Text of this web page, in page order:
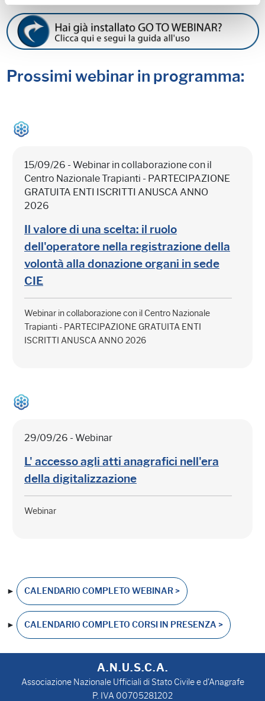
Prossimi webinar in programma:
15/09/26 - Webinar in collaborazione con il
Centro Nazionale Trapianti - PARTECIPAZIONE
GRATUITA ENTI ISCRITTI ANUSCA ANNO
2026
Il valore di una scelta: il ruolo
dell'operatore nella registrazione della
volontà alla donazione organi in sede
CIE
Webinar in collaborazione con il Centro Nazionale
Trapianti - PARTECIPAZIONE GRATUITA ENTI
ISCRITTI ANUSCA ANNO 2026
29/09/26 - Webinar
L' accesso agli atti anagrafici nell'era
della digitalizzazione
Webinar
► CALENDARIO COMPLETO WEBINAR >
► CALENDARIO COMPLETO CORSI IN PRESENZA >
A.N.U.S.C.A.
Associazione Nazionale Ufficiali di Stato Civile e d'Anagrafe
P. IVA 00705281202